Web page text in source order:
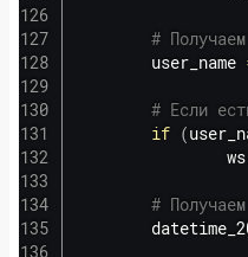
#
        user_name
# Если
if (
                ws
#